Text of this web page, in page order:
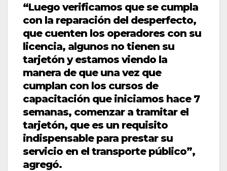
“Luego verificamos que se cumpla
con la reparación del desperfecto,
que cuenten los operadores con su
licencia, algunos no tienen su
tarjetón y estamos viendo la
manera de que una vez que
cumplan con los cursos de
capacitación que iniciamos hace 7
semanas, comenzar a tramitar el
tarjetón, que es un requisito
indispensable para prestar su
servicio en el transporte público”,
agregó.